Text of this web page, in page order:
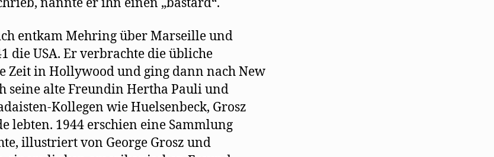
nannte er ihn einen „bastard“.
entkam Mehring über Marseille und
die USA. Er verbrachte die übliche
Zeit in Hollywood und ging dann nach New
seine alte Freundin Hertha Pauli und
Kollegen wie Huelsenbeck, Grosz
lebten. 1944 erschien eine Sammlung
illustriert von George Grosz und